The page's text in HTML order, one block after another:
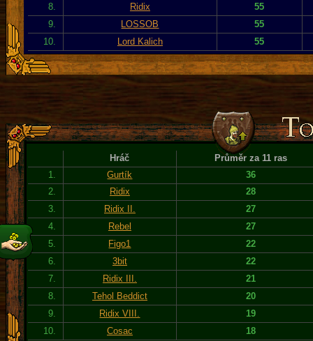
8.
Ridix
55
9.
LOSSOB
55
10.
Lord Kalich 55
Hráč
Průměr za 11 ras
1.
Gurtík
36
2.
Ridix
28
3.
Ridix II.
27
4.
Rebel
27
5.
Figo1
22
6.
3bit
22
7.
Ridix III.
21
8.
Tehol Beddict
20
9.
Ridix VIII.
19
10.
Cosac 18